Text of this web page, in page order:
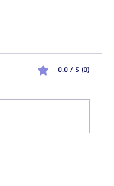
0.0 / 5 (0)